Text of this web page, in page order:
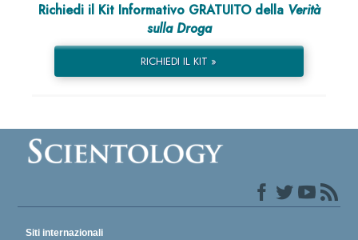
Richiedi il Kit Informativo GRATUITO della Verità
sulla Droga
RICHIEDI IL KIT »
Siti internazionali